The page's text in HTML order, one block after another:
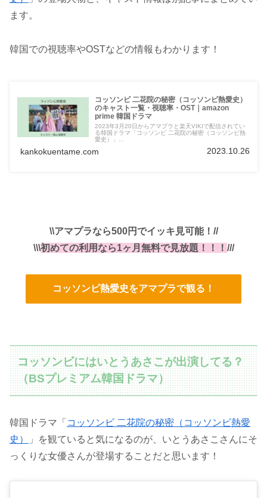
ます。
韓国での視聴率やOSTなどの情報もわかります！
コッソンビ 二花院の秘密（コッソンビ熱愛史）
のキャスト一覧・視聴率・OST｜amazon
prime 韓国ドラマ
2023年3月20日からアマプラと楽天VIKIで配信されてい
る韓国ドラマ「コッソンビ 二花院の秘密（コッソンビ熱
愛史）」...
kankokuentame.com 2023.10.26
\\アマプラなら500円でイッキ見可能！//
\\\初めての利用なら1ヶ月無料で見放題！！！ ///
コッソンビ熱愛史をアマプラで観る！
コッソンビにはいとうあさこが出演してる？
（BSプレミアム韓国ドラマ）
韓国ドラマ「 コッソンビ 二花院の秘密（コッソンビ熱愛
史）
」を観ていると気になるのが、いとうあさこさんにそ
っくりな女優さんが登場することだと思います！